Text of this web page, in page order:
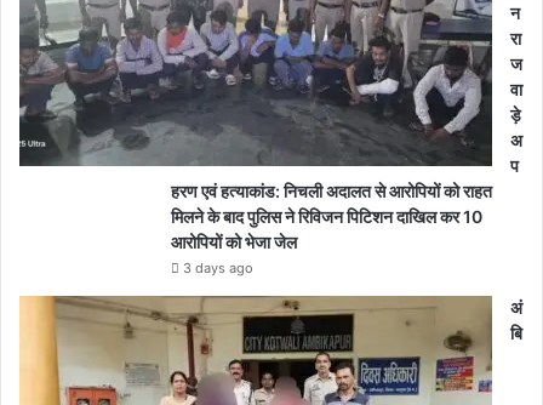
न
रा
ज
वा
ड़े
अ
प
हरण एवं हत्याकांड: निचली अदालत से आरोपियों को राहत
मिलने के बाद पुलिस ने रिविजन पिटिशन दाखिल कर 10
आरोपियों को भेजा जेल
3 days ago
अं
बि